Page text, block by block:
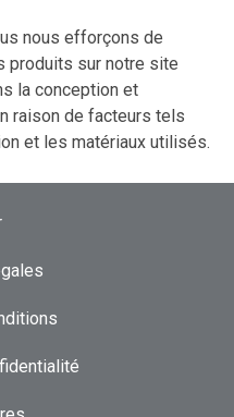
nous efforçons de
produits sur notre site
la conception et
raison de facteurs tels
et les matériaux utilisés.